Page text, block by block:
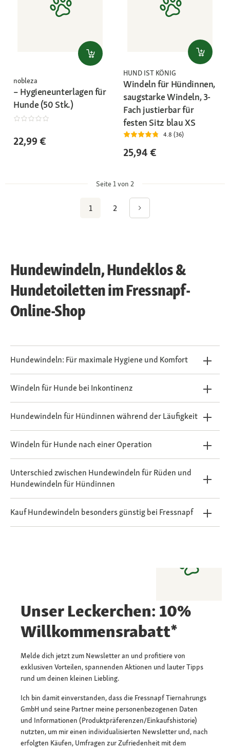
nobleza
– Hygieneunterlagen für
Hunde (50 Stk.)
22,99 €
HUND IST KÖNIG
Windeln für Hündinnen,
saugstarke Windeln, 3-
Fach justierbar für
festen Sitz blau XS
4.8 (36)
25,94 €
Seite 1 von 2
1 2
Hundewindeln, Hundeklos &
Hundetoiletten im Fressnapf-
Online-Shop
Hundewindeln: Für maximale Hygiene und Komfort
Windeln für Hunde bei Inkontinenz
Hundewindeln für Hündinnen während der Läufigkeit
Windeln für Hunde nach einer Operation
Unterschied zwischen Hundewindeln für Rüden und
Hundewindeln für Hündinnen
Kauf Hundewindeln besonders günstig bei Fressnapf
Unser Leckerchen: 10%
Willkommensrabatt*
Melde dich jetzt zum Newsletter an und profitiere von
exklusiven Vorteilen, spannenden Aktionen und lauter Tipps
rund um deinen kleinen Liebling.
Ich bin damit einverstanden, dass die Fressnapf Tiernahrungs
GmbH und seine Partner meine personenbezogenen Daten
und Informationen (Produktpräferenzen/Einkaufshistorie)
nutzten, um mir einen individualisierten Newsletter und, nach
erfolgten Käufen, Umfragen zur Zufriedenheit mit dem